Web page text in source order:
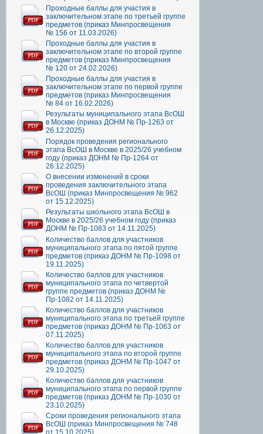
Проходные баллы для участия в
заключительном этапе по третьей группе
предметов (приказ Минпросвещения
№ 156 от 11.03.2026)
Проходные баллы для участия в
заключительном этапе по второй группе
предметов (приказ Минпросвещения
№ 120 от 24.02.2026)
Проходные баллы для участия в
заключительном этапе по первой группе
предметов (приказ Минпросвещения
№ 84 от 16.02.2026)
Результаты муниципального этапа ВсОШ
в Москве (приказ ДОНМ № Пр-1263 от
26.12.2025)
Порядок проведения регионального
этапа ВсОШ в Москве в 2025/26 учебном
году (приказ ДОНМ № Пр-1264 от
26.12.2025)
О внесении изменений в сроки
проведения заключительного этапа
ВсОШ (приказ Минпросвещения № 962
от 15.12.2025)
Результаты школьного этапа ВсОШ в
Москве в 2025/26 учебном году (приказ
ДОНМ № Пр-1083 от 14.11.2025)
Количество баллов для участников
муниципального этапа по пятой группе
предметов (приказ ДОНМ № Пр-1098 от
19.11.2025)
Количество баллов для участников
муниципального этапа по четвертой
группе предметов (приказ ДОНМ №
Пр-1082 от 14.11.2025)
Количество баллов для участников
муниципального этапа по третьей группе
предметов (приказ ДОНМ № Пр-1063 от
07.11.2025)
Количество баллов для участников
муниципального этапа по второй группе
предметов (приказ ДОНМ № Пр-1047 от
29.10.2025)
Количество баллов для участников
муниципального этапа по первой группе
предметов (приказ ДОНМ № Пр-1030 от
23.10.2025)
Сроки проведения регионального этапа
ВсОШ (приказ Минпросвещения № 748
от 15.10.2025)